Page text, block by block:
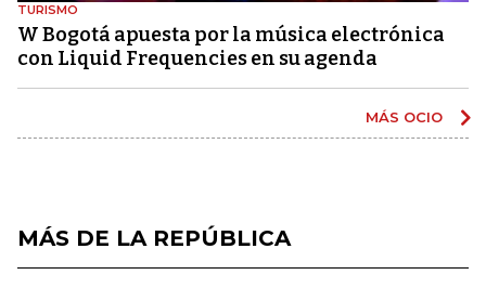
TURISMO
W Bogotá apuesta por la música electrónica
con Liquid Frequencies en su agenda
MÁS OCIO
MÁS DE LA REPÚBLICA